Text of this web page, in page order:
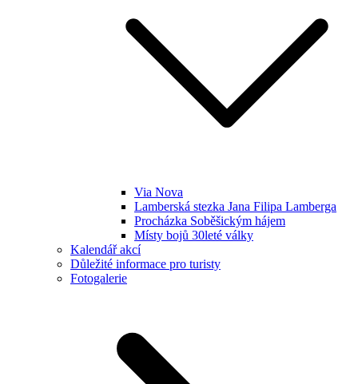
Via Nova
Lamberská stezka Jana Filipa Lamberga
Procházka Soběšickým hájem
Místy bojů 30leté války
Kalendář akcí
Důležité informace pro turisty
Fotogalerie